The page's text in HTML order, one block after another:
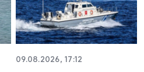
09.08.2026, 17:12